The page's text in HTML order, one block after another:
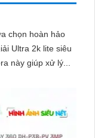
chọn hoàn hảo
Ultra 2k lite siêu
này giúp xử lý...